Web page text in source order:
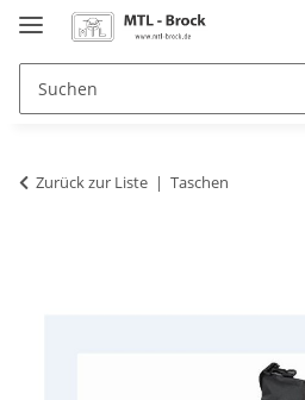
Zurück zur Liste Taschen